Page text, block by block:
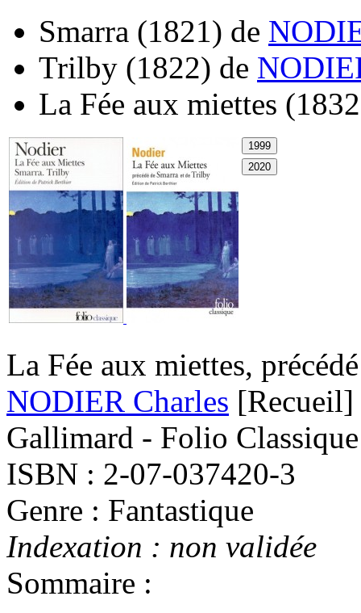
Smarra (1821) de
Trilby (1822) de
La Fée aux miettes
La Fée aux miettes,
NODIER Charles [Recueil]
Gallimard - Folio
ISBN : 2-07-037420-3
Genre : Fantastique
Indexation : non validée
Sommaire :